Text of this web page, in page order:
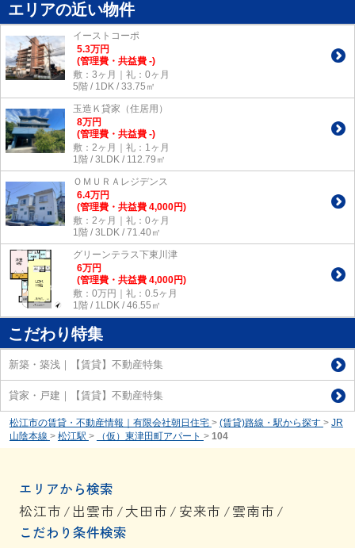
エリアの近い物件
イーストコーポ
5.3万円
(管理費・共益費 -)
敷：3ヶ月｜礼：0ヶ月
5階 / 1DK / 33.75㎡
玉造Ｋ貸家（住居用）
8万円
(管理費・共益費 -)
敷：2ヶ月｜礼：1ヶ月
1階 / 3LDK / 112.79㎡
ＯＭＵＲＡレジデンス
6.4万円
(管理費・共益費 4,000円)
敷：2ヶ月｜礼：0ヶ月
1階 / 3LDK / 71.40㎡
グリーンテラス下東川津
6万円
(管理費・共益費 4,000円)
敷：0万円｜礼：0.5ヶ月
1階 / 1LDK / 46.55㎡
こだわり特集
新築・築浅｜【賃貸】不動産特集
貸家・戸建｜【賃貸】不動産特集
松江市の賃貸・不動産情報｜有限会社朝日住宅 > (賃貸)路線・駅から探す > JR
山陰本線 > 松江駅 > （仮）東津田町アパート > 104
エリアから検索
松江市 / 出雲市 /大田市 / 安来市 /雲南市 /
こだわり条件検索